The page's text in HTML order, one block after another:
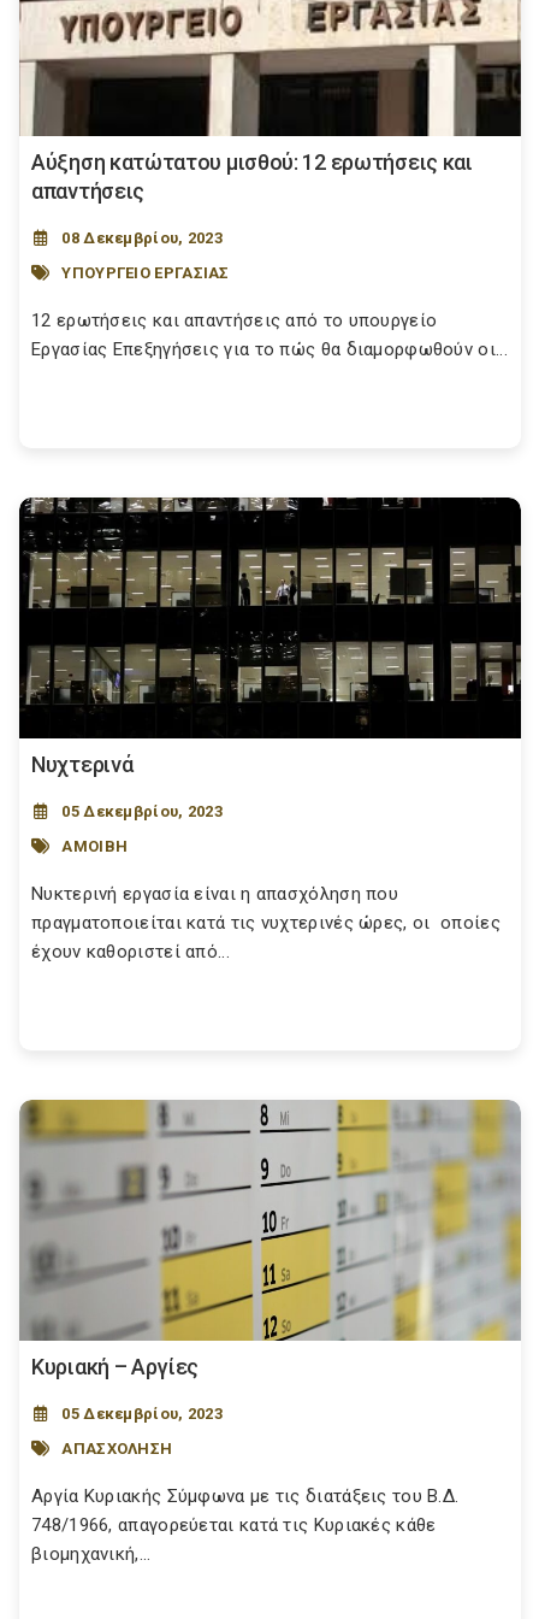
Αύξηση κατώτατου μισθού: 12 ερωτήσεις και
απαντήσεις
08 Δεκεμβρίου, 2023
ΥΠΟΥΡΓΕΙΟ ΕΡΓΑΣΙΑΣ
12 ερωτήσεις και απαντήσεις από το υπουργείο
Εργασίας Επεξηγήσεις για το πώς θα διαμορφωθούν οι...
Νυχτερινά
05 Δεκεμβρίου, 2023
ΑΜΟΙΒΗ
Νυκτερινή εργασία είναι η απασχόληση που
πραγματοποιείται κατά τις νυχτερινές ώρες, οι οποίες
έχουν καθοριστεί από...
Κυριακή – Αργίες
05 Δεκεμβρίου, 2023
ΑΠΑΣΧΟΛΗΣΗ
Αργία Κυριακής Σύμφωνα με τις διατάξεις του Β.Δ.
748/1966, απαγορεύεται κατά τις Κυριακές κάθε
βιομηχανική,...